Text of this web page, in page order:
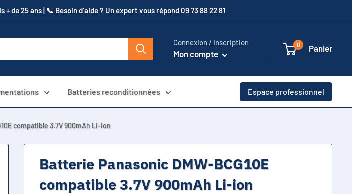
25 ans | 📞​ Besoin d’aide ? Un expert vous répond 09 73 88 22 81
Connexion / Inscription
Mon compte
0 Panier
Batteries reconditionnées Espace professionnel
compatible 3.7V 900mAh Li-ion
Batterie Panasonic DMW-BCG10E
compatible 3.7V 900mAh Li-ion